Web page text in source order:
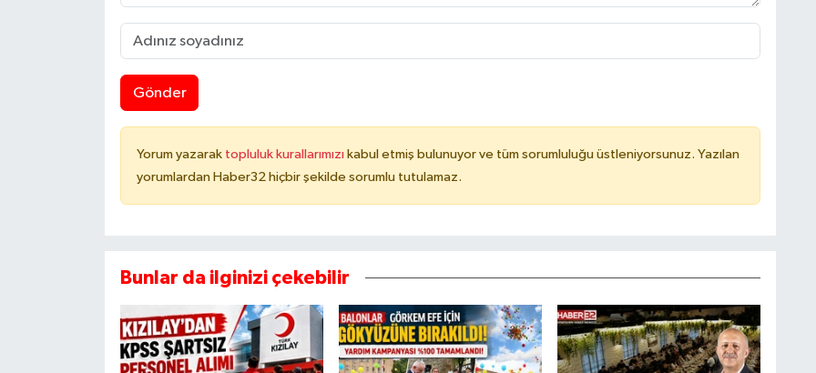
Gönder
Yorum yazarak topluluk kurallarımızı kabul etmiş bulunuyor ve tüm sorumluluğu üstleniyorsunuz. Yazılan
yorumlardan Haber32 hiçbir şekilde sorumlu tutulamaz.
Bunlar da ilginizi çekebilir